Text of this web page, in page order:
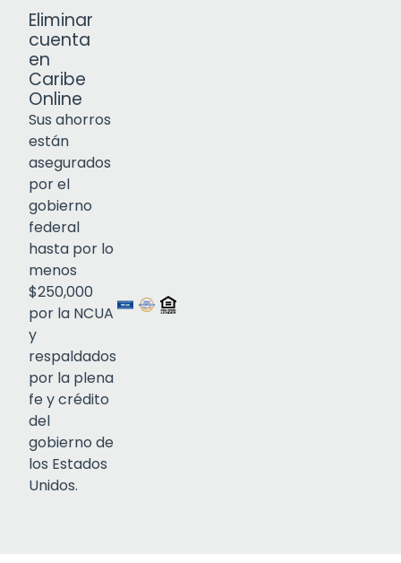
Eliminar
cuenta
en
Caribe
Online
Sus ahorros
están
asegurados
por el
gobierno
federal
hasta por lo
menos
$250,000
por la NCUA
y
respaldados
por la plena
fe y crédito
del
gobierno de
los Estados
Unidos.